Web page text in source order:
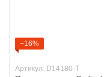
−16%
Артикул: D14180-T